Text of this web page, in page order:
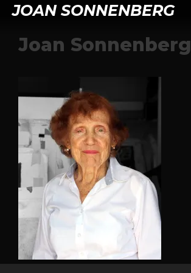
JOAN SONNENBERG
Joan Sonnenberg